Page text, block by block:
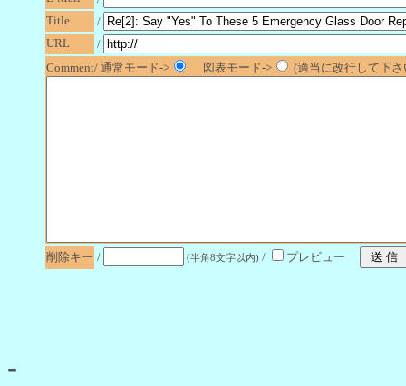
Title
/
URL
/
Comment/ 通常モード->
図表モード-> (適当に改行して下
削除キー / (半角8文字以内) / プレビュー
-